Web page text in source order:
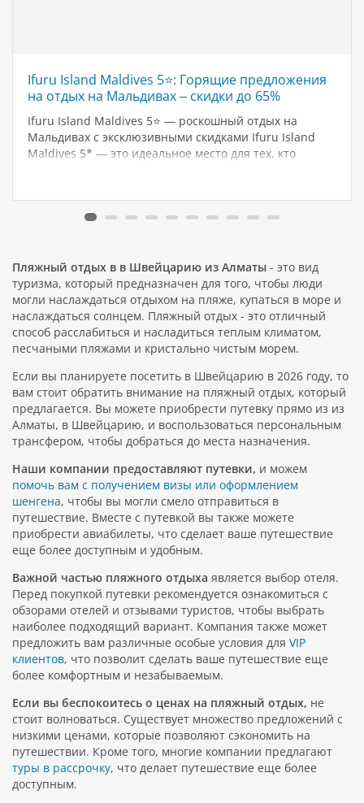
Ifuru Island Maldives 5⭐️: Горящие предложения
на отдых на Мальдивах – скидки до 65%
Ifuru Island Maldives 5⭐️ — роскошный отдых на
Мальдивах с эксклюзивными скидками Ifuru Island
Maldives 5* — это идеальное место для тех, кто
первоклассным сервисом предлагает уникальные…
Пляжный отдых в в Швейцарию из Алматы - это вид
туризма, который предназначен для того, чтобы люди
могли наслаждаться отдыхом на пляже, купаться в море и
наслаждаться солнцем. Пляжный отдых - это отличный
способ расслабиться и насладиться теплым климатом,
песчаными пляжами и кристально чистым морем.
Если вы планируете посетить в Швейцарию в 2026 году, то
вам стоит обратить внимание на пляжный отдых, который
предлагается. Вы можете приобрести путевку прямо из из
Алматы, в Швейцарию, и воспользоваться персональным
трансфером, чтобы добраться до места назначения.
Наши компании предоставляют путевки, и можем
помочь вам с получением визы или оформлением
шенгена, чтобы вы могли смело отправиться в
путешествие. Вместе с путевкой вы также можете
приобрести авиабилеты, что сделает ваше путешествие
еще более доступным и удобным.
Важной частью пляжного отдыха является выбор отеля.
Перед покупкой путевки рекомендуется ознакомиться с
обзорами отелей и отзывами туристов, чтобы выбрать
наиболее подходящий вариант. Компания также может
предложить вам различные особые условия для VIP
клиентов, что позволит сделать ваше путешествие еще
более комфортным и незабываемым.
Если вы беспокоитесь о ценах на пляжный отдых, не
стоит волноваться. Существует множество предложений с
низкими ценами, которые позволяют сэкономить на
путешествии. Кроме того, многие компании предлагают
туры в рассрочку, что делает путешествие еще более
доступным.